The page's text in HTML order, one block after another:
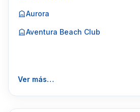
Aurora
Aventura Beach Club
Ver más…